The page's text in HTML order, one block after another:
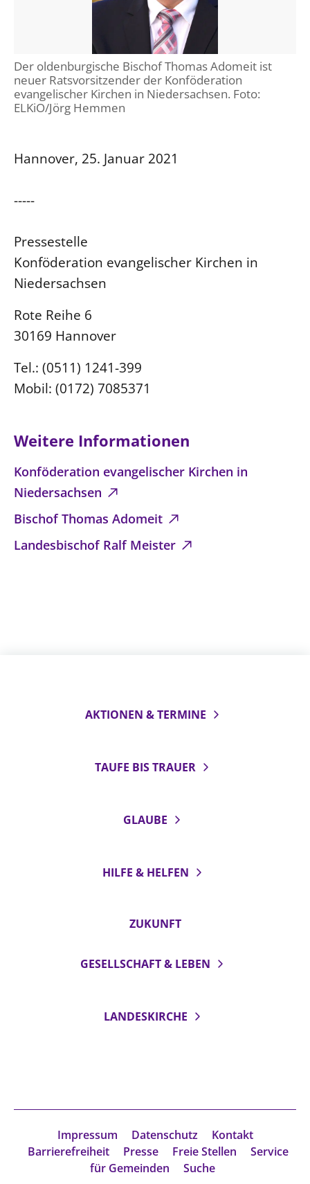
Der oldenburgische Bischof Thomas Adomeit ist
neuer Ratsvorsitzender der Konföderation
evangelischer Kirchen in Niedersachsen. Foto:
ELKiO/Jörg Hemmen
Hannover, 25. Januar 2021
-----
Pressestelle
Konföderation evangelischer Kirchen in
Niedersachsen
Rote Reihe 6
30169 Hannover
Tel.: (0511) 1241-399
Mobil: (0172) 7085371
Weitere Informationen
Konföderation evangelischer Kirchen in
Niedersachsen
Bischof Thomas Adomeit
Landesbischof Ralf Meister
AKTIONEN & TERMINE
TAUFE BIS TRAUER
GLAUBE
HILFE & HELFEN
ZUKUNFT
GESELLSCHAFT & LEBEN
LANDESKIRCHE
Impressum Datenschutz
Kontakt
Barrierefreiheit
Presse Freie Stellen
Service
für Gemeinden
Suche